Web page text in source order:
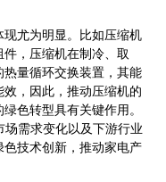
尤为明显。比如压缩机
，压缩机在制冷、取
量循环交换装置，其能
，因此，推动压缩机的
色转型具有关键作用。
需求变化以及下游行业
技术创新，推动家电产